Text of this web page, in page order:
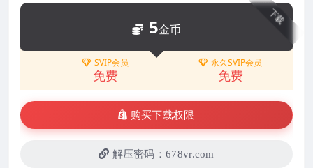
下载
5金币
SVIP会员
免费
永久SVIP会员
免费
购买下载权限
解压密码：678vr.com